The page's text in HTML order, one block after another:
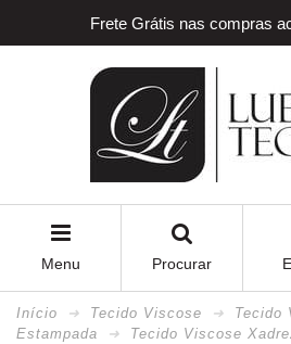
Frete Grátis nas compras
5% de desconto para
Frete Grátis nas compras
Menu Procurar
Início Tecido Viscose
Tecido
Estampada
Tecido Viscose